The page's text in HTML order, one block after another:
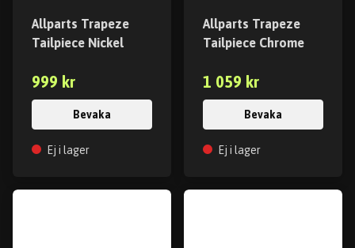
Allparts Trapeze
Tailpiece Nickel
999 kr
Bevaka
Ej i lager
Allparts Trapeze
Tailpiece Chrome
1 059 kr
Bevaka
Ej i lager